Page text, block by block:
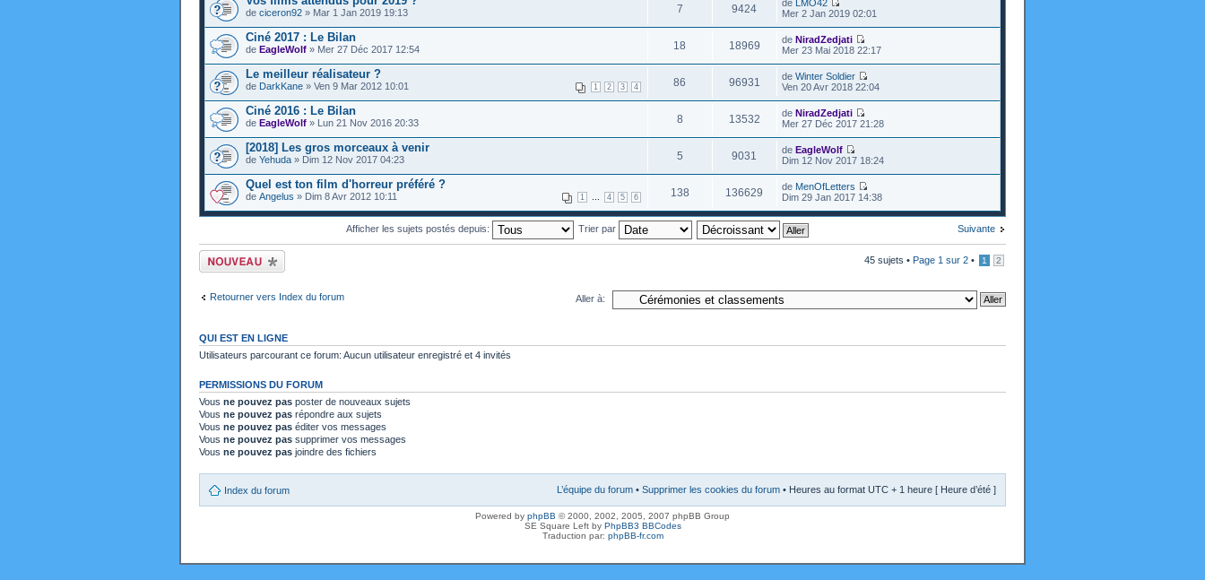
de ciceron92 » Mar 1 Jan 2019 19:13 7 9424 de LMO42
Mer 2 Jan 2019 02:01
Ciné 2017 : Le Bilan
de EagleWolf » Mer 27 Déc 2017 12:54 18 18969 de NiradZedjati
Mer 23 Mai 2018 22:17
Le meilleur réalisateur ?
1 2 3 4
de DarkKane » Ven 9 Mar 2012 10:01 86 96931 de Winter Soldier
Ven 20 Avr 2018 22:04
Ciné 2016 : Le Bilan
de EagleWolf » Lun 21 Nov 2016 20:33 8 13532 de NiradZedjati
Mer 27 Déc 2017 21:28
[2018] Les gros morceaux à venir
de Yehuda » Dim 12 Nov 2017 04:23 5 9031 de EagleWolf
Dim 12 Nov 2017 18:24
Quel est ton film d'horreur préféré ?
1 4 5 6
de Angelus » Dim 8 Avr 2012 10:11 138 136629 de MenOfLetters
Dim 29 Jan 2017 14:38
Suivante
Afficher les sujets postés depuis: Trier par
Ecrire un nouveau
sujet
45 sujets • Page 1 sur 2 • 1 2
Retourner vers Index du forum Aller à:
QUI EST EN LIGNE
Utilisateurs parcourant ce forum: Aucun utilisateur enregistré et 4 invités
PERMISSIONS DU FORUM
Vous ne pouvez pas poster de nouveaux sujets
Vous ne pouvez pas répondre aux sujets
Vous ne pouvez pas éditer vos messages
Vous ne pouvez pas supprimer vos messages
Vous ne pouvez pas joindre des fichiers
Index du forum L’équipe du forum • Supprimer les cookies du forum • Heures au format UTC + 1 heure [ Heure d’été ]
Powered by phpBB © 2000, 2002, 2005, 2007 phpBB Group
SE Square Left by PhpBB3 BBCodes
Traduction par: phpBB-fr.com